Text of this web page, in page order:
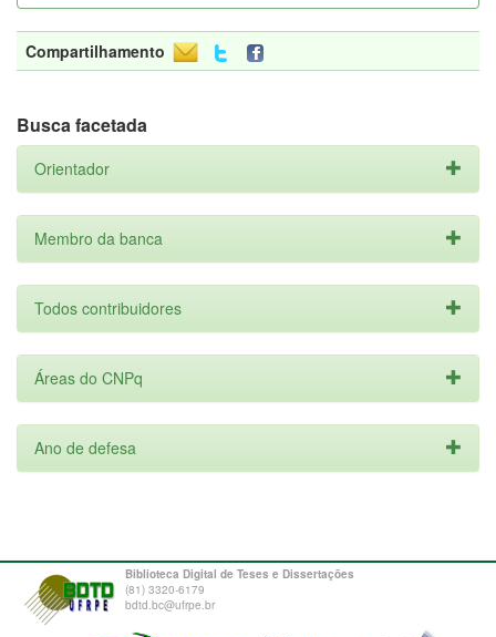
Compartilhamento
Busca facetada
Orientador
Membro da banca
Todos contribuidores
Áreas do CNPq
Ano de defesa
Biblioteca Digital de Teses e Dissertações
(81) 3320-6179
bdtd.bc@ufrpe.br